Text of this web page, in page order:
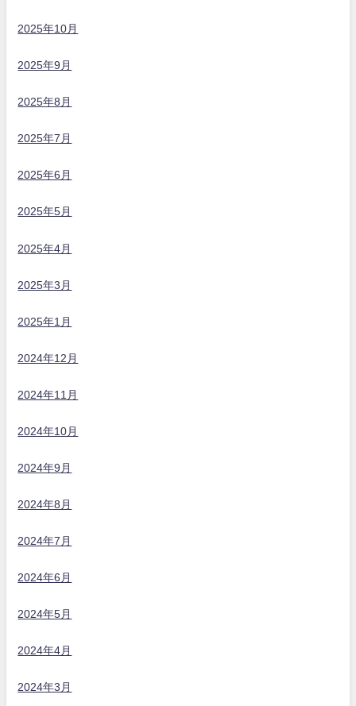
2025年10月
2025年9月
2025年8月
2025年7月
2025年6月
2025年5月
2025年4月
2025年3月
2025年1月
2024年12月
2024年11月
2024年10月
2024年9月
2024年8月
2024年7月
2024年6月
2024年5月
2024年4月
2024年3月